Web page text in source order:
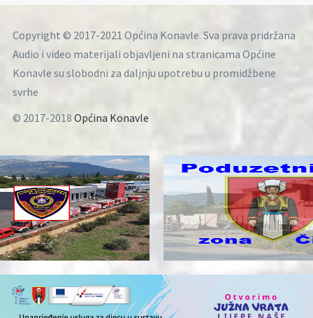
Copyright © 2017-2021 Općina Konavle. Sva prava pridržana
Audio i video materijali objavljeni na stranicama Općine
Konavle su slobodni za daljnju upotrebu u promidžbene
svrhe
© 2017-2018 Općina Konavle